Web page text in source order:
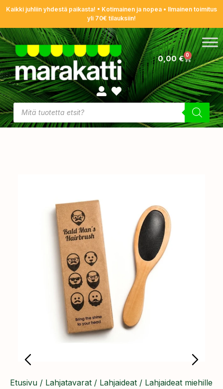
Kaikki juhliin yhdestä paikasta! • Kotimainen ja nopea • Ilmainen toimitus
yli 70€ tilauksiin!
0,00€ 0
Etusivu / Lahjatavarat / Lahjaideat / Lahjaideat miehille